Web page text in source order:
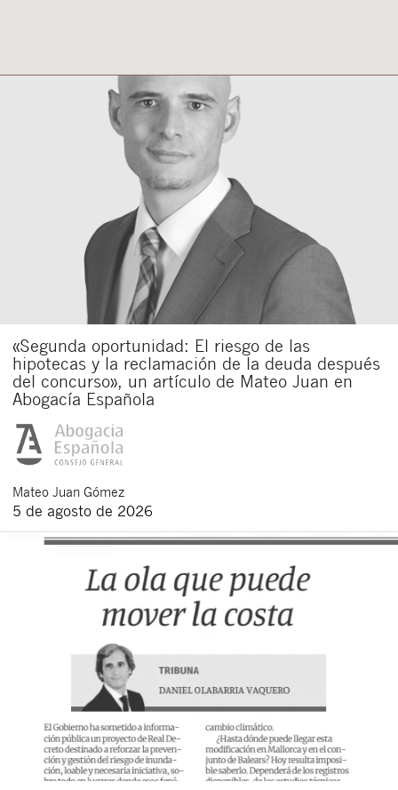
«Segunda oportunidad: El riesgo de las
hipotecas y la reclamación de la deuda después
del concurso», un artículo de Mateo Juan en
Abogacía Española
Mateo Juan Gómez
5 de agosto de 2026